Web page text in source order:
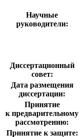
Научные
руководители:
Диссертационный
совет:
Дата размещения
диссертации:
Принятие
к предварительному
рассмотрению:
Принятие к защите: